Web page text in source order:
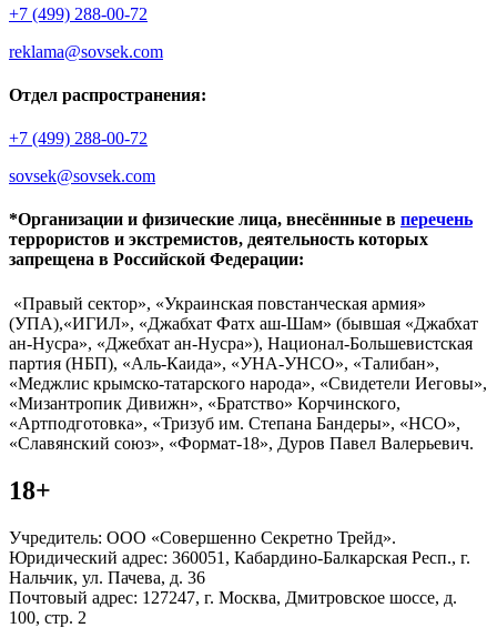
+7 (499) 288-00-72
reklama@sovsek.com
Отдел распространения:
+7 (499) 288-00-72
sovsek@sovsek.com
*Организации и физические лица, внесённные в перечень
террористов и экстремистов, деятельность которых
запрещена в Российской Федерации:
«Правый сектор», «Украинская повстанческая армия»
(УПА),«ИГИЛ», «Джабхат Фатх аш-Шам» (бывшая «Джабхат
ан-Нусра», «Джебхат ан-Нусра»), Национал-Большевистская
партия (НБП), «Аль-Каида», «УНА-УНСО», «Талибан»,
«Меджлис крымско-татарского народа», «Свидетели Иеговы»,
«Мизантропик Дивижн», «Братство» Корчинского,
«Артподготовка», «Тризуб им. Степана Бандеры», «НСО»,
«Славянский союз», «Формат-18», Дуров Павел Валерьевич.
18+
Учредитель: ООО «Совершенно Секретно Трейд».
Юридический адрес: 360051, Кабардино-Балкарская Респ., г.
Нальчик, ул. Пачева, д. 36
Почтовый адрес: 127247, г. Москва, Дмитровское шоссе, д.
100, стр. 2